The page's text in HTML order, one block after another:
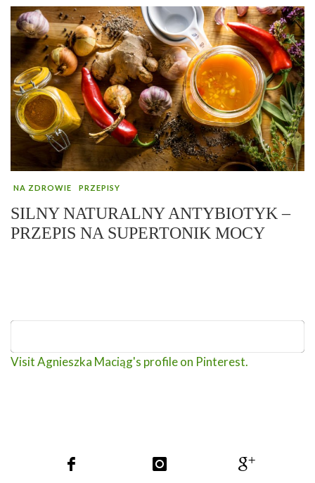
NA ZDROWIE PRZEPISY
SILNY NATURALNY ANTYBIOTYK –
PRZEPIS NA SUPERTONIK MOCY
Visit Agnieszka Maciąg's profile on Pinterest.